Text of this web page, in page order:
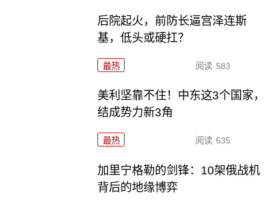
后院起火，前防长逼宫泽连斯
基，低头或硬扛？
最热 阅读 583
美利坚靠不住！中东这3个国家，
结成势力新3角
最热 阅读 635
加里宁格勒的剑锋：10架俄战机
背后的地缘博弈